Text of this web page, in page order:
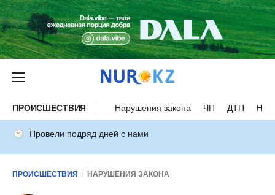
ПРОИСШЕСТВИЯ Нарушения закона ЧП ДТП
Провели подряд дней с нами
ПРОИСШЕСТВИЯ НАРУШЕНИЯ ЗАКОНА